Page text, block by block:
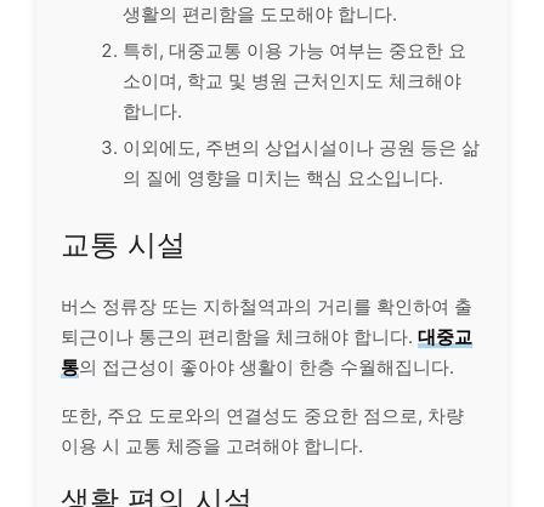
생활의 편리함을 도모해야 합니다.
특히, 대중교통 이용 가능 여부는 중요한 요
소이며, 학교 및 병원 근처인지도 체크해야
합니다.
이외에도, 주변의 상업시설이나 공원 등은 삶
의 질에 영향을 미치는 핵심 요소입니다.
교통 시설
버스 정류장 또는 지하철역과의 거리를 확인하여 출
퇴근이나 통근의 편리함을 체크해야 합니다. 대중교
통의 접근성이 좋아야 생활이 한층 수월해집니다.
또한, 주요 도로와의 연결성도 중요한 점으로, 차량
이용 시 교통 체증을 고려해야 합니다.